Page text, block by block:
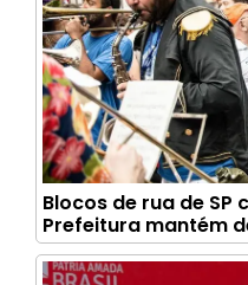
Blocos de rua de
Prefeitura mantém